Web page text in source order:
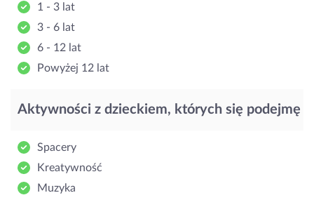
1 - 3 lat
3 - 6 lat
6 - 12 lat
Powyżej 12 lat
Aktywności z dzieckiem, których się podejmę
Spacery
Kreatywność
Muzyka